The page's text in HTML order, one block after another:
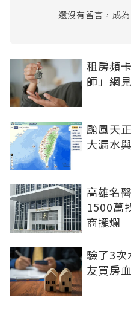
還沒有留言，成
租房頻
師」網
颱風天
大漏水
高雄名
1500萬
商擺爛
驗了3次
友買房